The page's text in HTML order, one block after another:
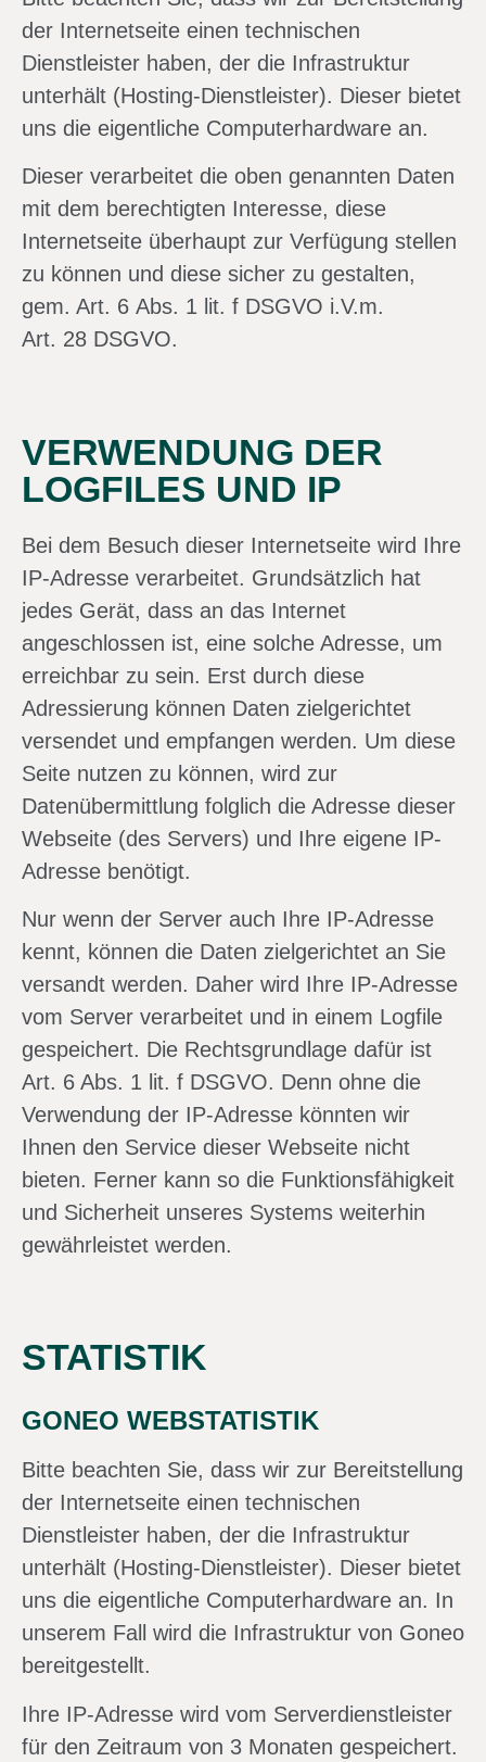
der Internetseite einen technischen
Dienstleister haben, der die Infrastruktur
unterhält (Hosting-Dienstleister). Dieser bietet
uns die eigentliche Computerhardware an.
Dieser verarbeitet die oben genannten Daten
mit dem berechtigten Interesse, diese
Internetseite überhaupt zur Verfügung stellen
zu können und diese sicher zu gestalten,
gem. Art. 6 Abs. 1 lit. f DSGVO i.V.m.
Art. 28 DSGVO.
VERWENDUNG DER
LOGFILES UND IP
Bei dem Besuch dieser Internetseite wird Ihre
IP-Adresse verarbeitet. Grundsätzlich hat
jedes Gerät, dass an das Internet
angeschlossen ist, eine solche Adresse, um
erreichbar zu sein. Erst durch diese
Adressierung können Daten zielgerichtet
versendet und empfangen werden. Um diese
Seite nutzen zu können, wird zur
Datenübermittlung folglich die Adresse dieser
Webseite (des Servers) und Ihre eigene IP-
Adresse benötigt.
Nur wenn der Server auch Ihre IP-Adresse
kennt, können die Daten zielgerichtet an Sie
versandt werden. Daher wird Ihre IP-Adresse
vom Server verarbeitet und in einem Logfile
gespeichert. Die Rechtsgrundlage dafür ist
Art. 6 Abs. 1 lit. f DSGVO. Denn ohne die
Verwendung der IP-Adresse könnten wir
Ihnen den Service dieser Webseite nicht
bieten. Ferner kann so die Funktionsfähigkeit
und Sicherheit unseres Systems weiterhin
gewährleistet werden.
STATISTIK
GONEO WEBSTATISTIK
Bitte beachten Sie, dass wir zur Bereitstellung
der Internetseite einen technischen
Dienstleister haben, der die Infrastruktur
unterhält (Hosting-Dienstleister). Dieser bietet
uns die eigentliche Computerhardware an. In
unserem Fall wird die Infrastruktur von Goneo
bereitgestellt.
Ihre IP-Adresse wird vom Serverdienstleister
für den Zeitraum von 3 Monaten gespeichert.